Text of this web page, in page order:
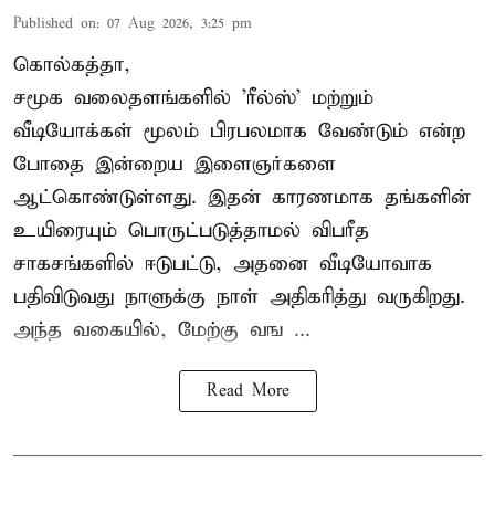
Published on: 07 Aug 2026, 3:25 pm
கொல்கத்தா,
சமூக வலைதளங்களில் 'ரீல்ஸ்' மற்றும்
வீடியோக்கள் மூலம் பிரபலமாக வேண்டும் என்ற
போதை இன்றைய இளைஞர்களை
ஆட்கொண்டுள்ளது. இதன் காரணமாக தங்களின்
உயிரையும் பொருட்படுத்தாமல் விபரீத
சாகசங்களில் ஈடுபட்டு, அதனை வீடியோவாக
பதிவிடுவது நாளுக்கு நாள் அதிகரித்து வருகிறது.
அந்த வகையில், மேற்கு வங ...
Read More